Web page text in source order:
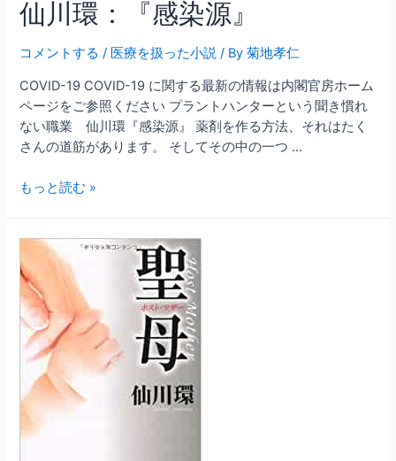
仙川環：『感染源』
コメントする / 医療を扱った小説 / By菊地孝仁
COVID-19 COVID-19 に関する最新の情報は内閣官房ホーム
ページをご参照ください プラントハンターという聞き慣れ
ない職業 仙川環『感染源』 薬剤を作る方法、それはたく
さんの道筋があります。 そしてその中の一つ …
仙
『感
染
源』
もっと読む »